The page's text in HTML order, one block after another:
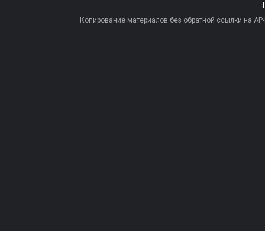
Копирование материалов без обратной ссылки на